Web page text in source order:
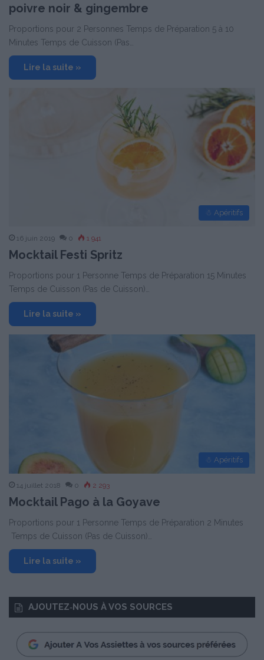
poivre noir & gingembre
Proportions pour 2 Personnes Temps de Préparation 5 à 10
Minutes Temps de Cuisson (Pas…
Lire la suite »
☃ Apéritifs
16 juin 2019 0 1 941
Mocktail Festi Spritz
Proportions pour 1 Personne Temps de Préparation 15 Minutes
Temps de Cuisson (Pas de Cuisson)…
Lire la suite »
☃ Apéritifs
14 juillet 2018 0 2 293
Mocktail Pago à la Goyave
Proportions pour 1 Personne Temps de Préparation 2 Minutes
Temps de Cuisson (Pas de Cuisson)…
Lire la suite »
AJOUTEZ‑NOUS À VOS SOURCES